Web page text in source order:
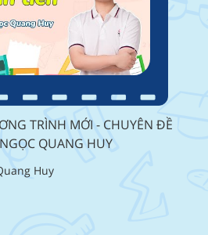
TRÌNH MỚI - CHUYÊN ĐỀ
QUANG HUY
Huy